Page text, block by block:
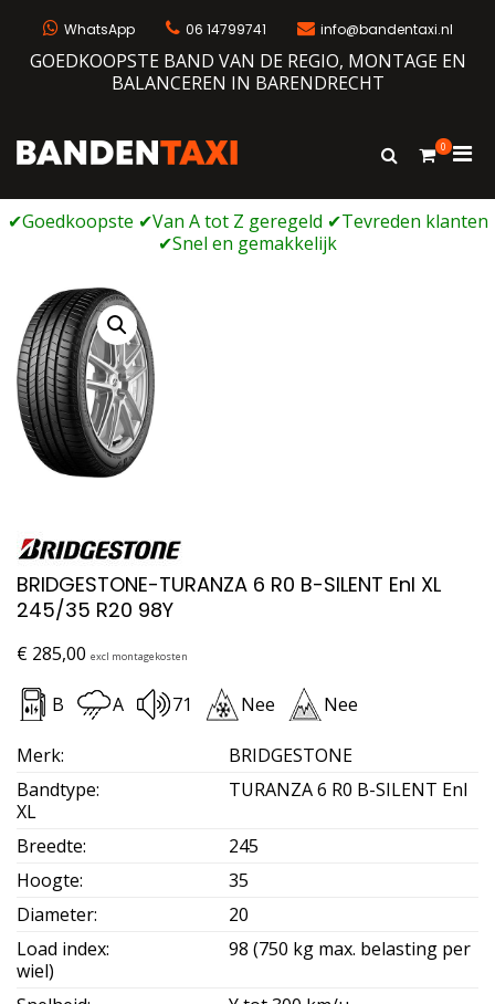
WhatsApp 06 14799741 info@bandentaxi.nl
GOEDKOOPSTE BAND VAN DE REGIO, MONTAGE EN
BALANCEREN IN BARENDRECHT
Bandengarage met eigen webshop
Toon
0
voor
BRIDGESTONE-TURANZA 6 R0 B-SILENT Enl XL
245/35 R20 98Y
€ 285,00 excl montagekosten
B A 71 Nee Nee
Merk:
BRIDGESTONE
Bandtype:
TURANZA 6 R0 B-SILENT Enl
XL
Breedte:
245
Hoogte:
35
Diameter:
20
Load index:
98 (750 kg max. belasting per
wiel)